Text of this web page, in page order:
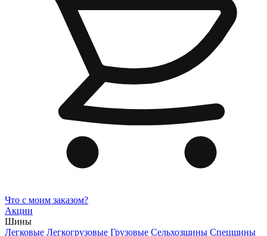
Что с моим заказом?
Акции
Шины
Легковые Легкогрузовые Грузовые Сельхозшины Спецшины